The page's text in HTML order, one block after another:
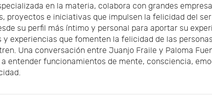
en la materia, colabora con grandes
proyectos e iniciativas que impulsen la felicidad del
su perfil más íntimo y personal para aportar su
y experiencias que fomenten la felicidad de las
Una conversación entre Juanjo Fraile y Paloma
a entender funcionamientos de mente, consciencia,